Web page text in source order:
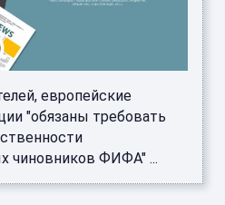
европейские
"обязаны требовать
чиновников ФИФА" ...